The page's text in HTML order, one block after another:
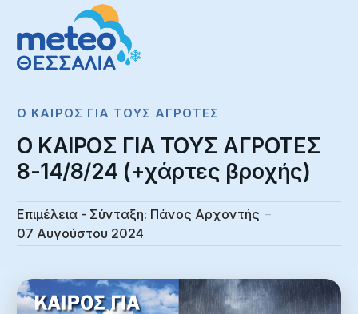
Ο ΚΑΙΡΌΣ ΓΙΑ ΤΟΥΣ ΑΓΡΌΤΕΣ
Ο ΚΑΙΡΟΣ ΓΙΑ ΤΟΥΣ ΑΓΡΟΤΕΣ
8-14/8/24 (+χάρτες βροχής)
Επιμέλεια - Σύνταξη: Πάνος Αρχοντής
07 Αυγούστου 2024